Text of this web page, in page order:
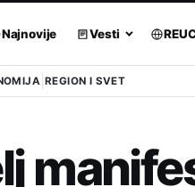
Najnovije Vesti
REGION I SVET